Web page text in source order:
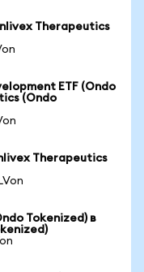
Therapeutics
ETF (Ondo
(Ondo
Therapeutics
Tokenized) в